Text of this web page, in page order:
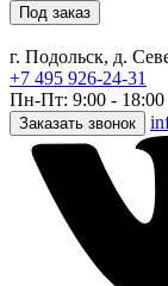
Под заказ
г. Подольск, д.
+7 495 926-24-31
Пн-Пт: 9:00 - 18:00
Заказать звонок